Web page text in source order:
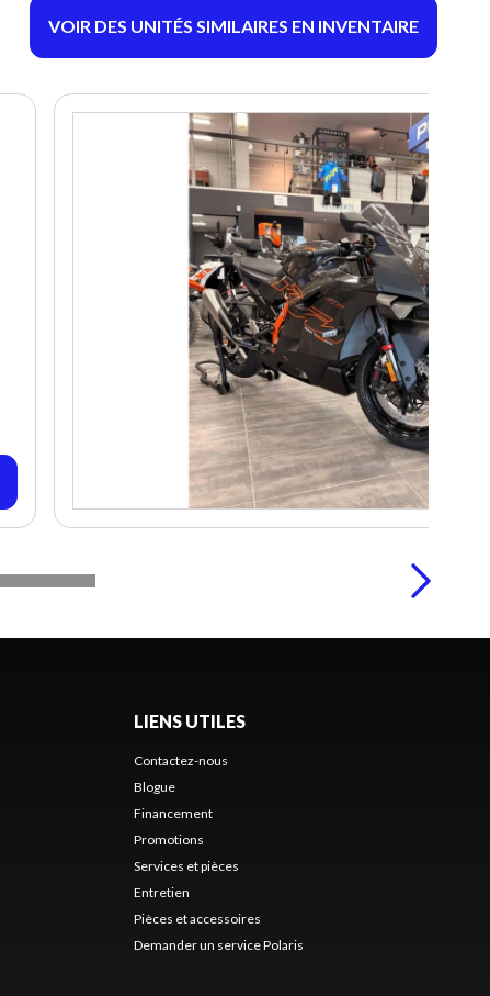
VOIR DES UNITÉS SIMILAIRES EN INVENTAIRE
LIENS UTILES
Contactez-nous
Blogue
Financement
Promotions
Services et pièces
Entretien
Pièces et accessoires
Demander un service Polaris